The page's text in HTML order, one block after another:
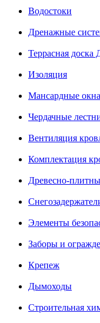
Водостоки
Дренажные
Террасная
Изоляция
Мансардные окна
Чердачные
Вентиляция
Комплектация
Древесно-
Элементы
Заборы и
Крепеж
Дымоходы
Строительная